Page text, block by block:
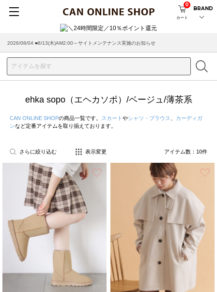
カート
0
BRAND
2026/08/04 ■8/13(木)AM2:00～サイトメンテナンス実施のお知らせ
ehka sopo（エヘカソポ）/ベージュ/薄茶系
CAN ONLINE SHOPの商品一覧です。 スカート やシャツ・ブラウス
カーディガ
ンなど定番アイテムを取り揃えております。
さらに絞り込む 表示変更 アイテム数： 10件